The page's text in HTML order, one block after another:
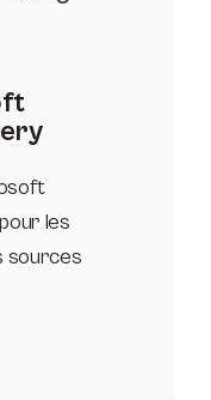
les
sources